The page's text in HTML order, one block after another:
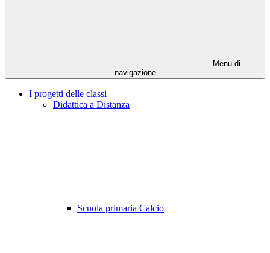
Menu di
navigazione
I progetti delle classi
Didattica a Distanza
Scuola primaria Calcio